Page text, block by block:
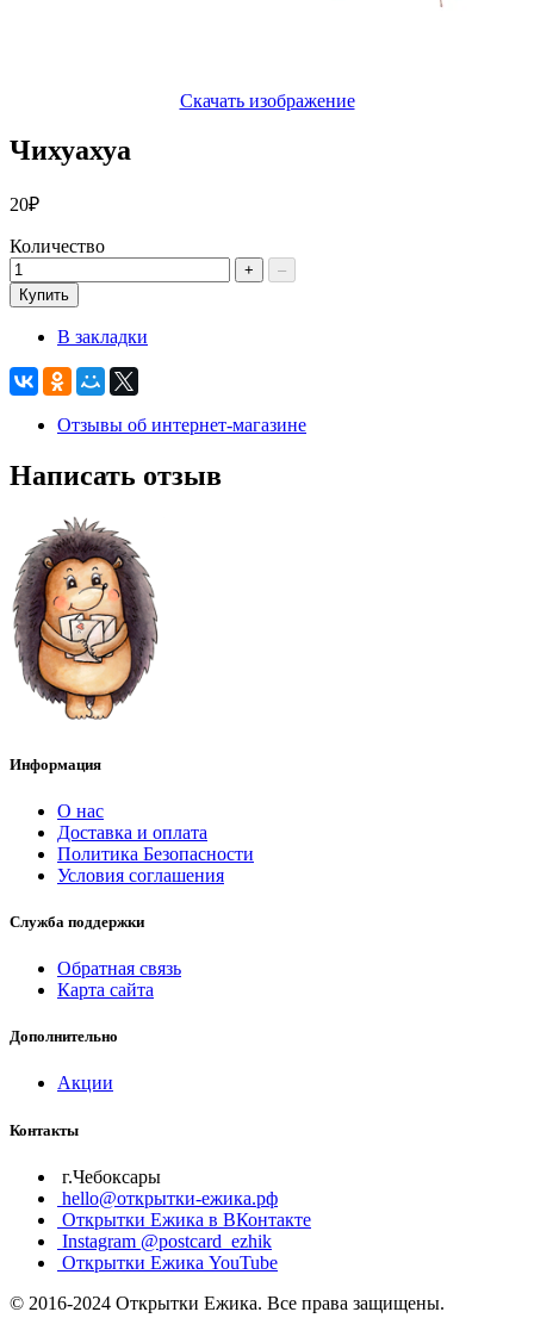
Скачать изображение
Чихуахуа
20₽
Количество
+
–
Купить
В закладки
Отзывы об интернет-магазине
Написать отзыв
Информация
О нас
Доставка и оплата
Политика Безопасности
Условия соглашения
Служба поддержки
Обратная связь
Карта сайта
Дополнительно
Акции
Контакты
г.Чебоксары
hello@открытки-ежика.рф
Открытки Ежика в ВКонтакте
Instagram @postcard_ezhik
Открытки Ежика YouTube
© 2016-2024 Открытки Ежика. Все права защищены.